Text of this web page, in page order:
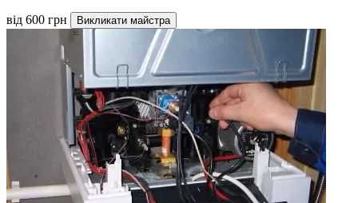
від 600 грн Викликати майстра